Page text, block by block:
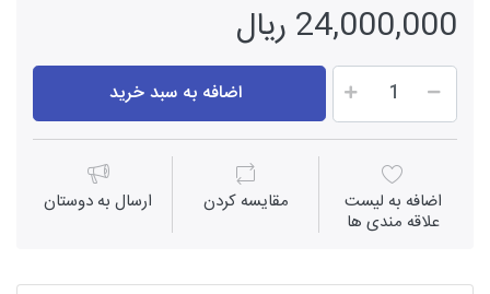
24,000,000 ریال
اضافه به سبد خرید
اضافه به لیست
علاقه مندی ها
مقايسه كردن ارسال به دوستان